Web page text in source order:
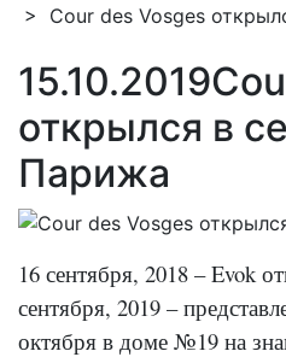
> Cour des Vosges
15.10.2019
открылся в
Парижа
16 сентября, 2018 – Evok
сентября, 2019 –
октября в доме №19 на